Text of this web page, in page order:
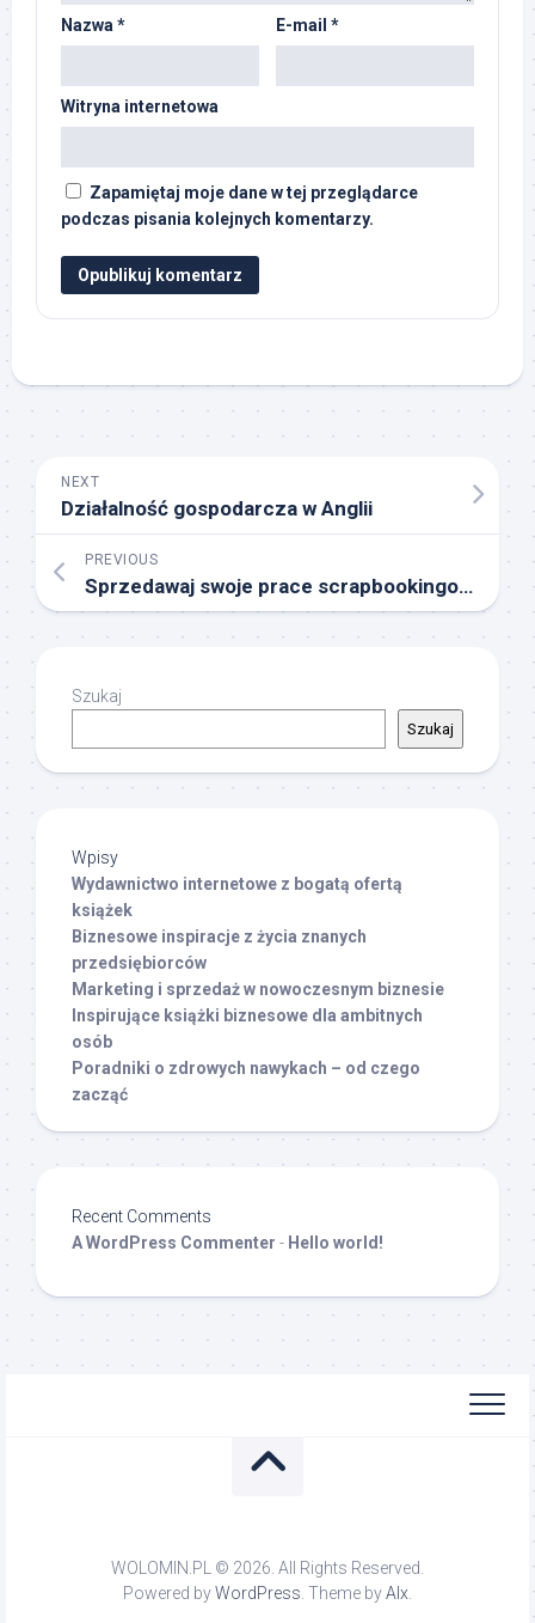
Nazwa * E-mail *
Witryna internetowa
Zapamiętaj moje dane w tej przeglądarce
podczas pisania kolejnych komentarzy.
NEXT
Działalność gospodarcza w Anglii
PREVIOUS
Sprzedawaj swoje prace scrapbookingowe na Etsy
Szukaj
Szukaj
Wpisy
Wydawnictwo internetowe z bogatą ofertą
książek
Biznesowe inspiracje z życia znanych
przedsiębiorców
Marketing i sprzedaż w nowoczesnym biznesie
Inspirujące książki biznesowe dla ambitnych
osób
Poradniki o zdrowych nawykach – od czego
zacząć
Recent Comments
A WordPress Commenter - Hello world!
WOLOMIN.PL © 2026. All Rights Reserved.
Powered byWordPress . Theme byAlx